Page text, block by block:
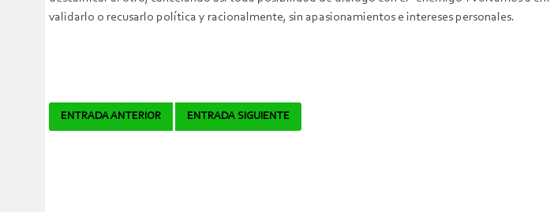
validarlo o recusarlo política y racionalmente, sin apasionamientos e intereses personales.
Navegador
ENTRADA ANTERIOR ENTRADA SIGUIENTE